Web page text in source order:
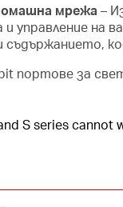
мрежа –
и управление
съдържанието,
портове за
S series cannot